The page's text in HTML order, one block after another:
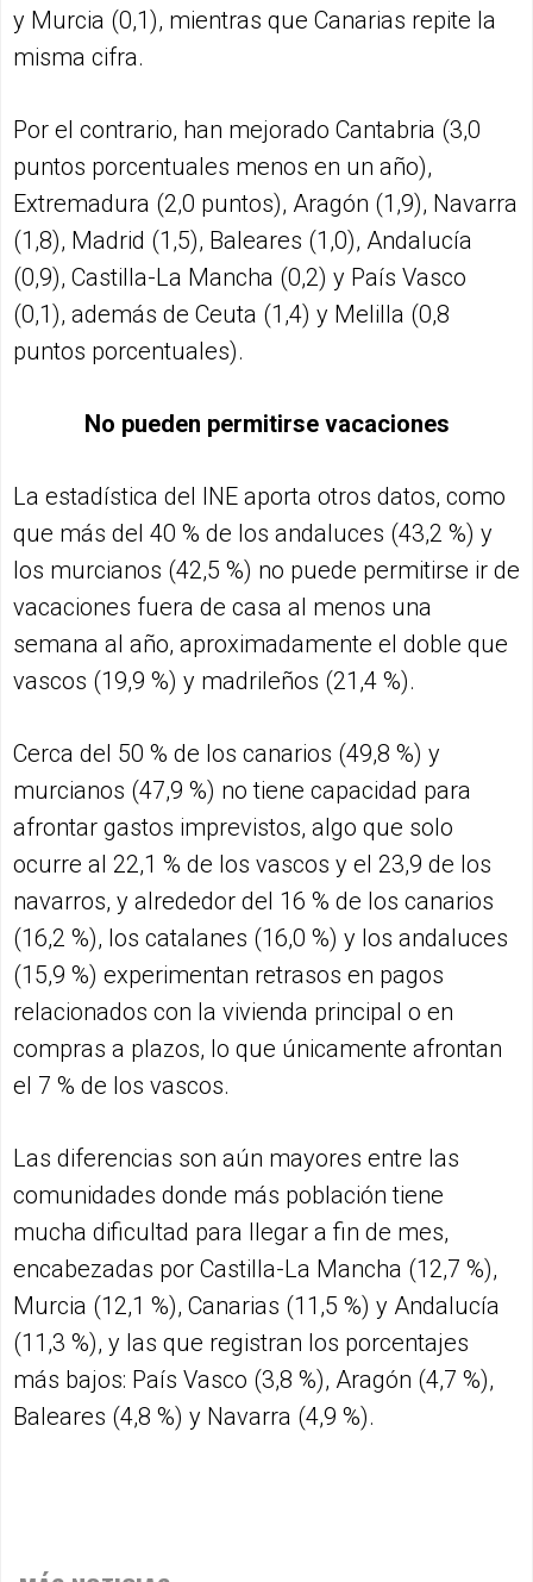
y Murcia (0,1), mientras que Canarias repite la
misma cifra.
Por el contrario, han mejorado Cantabria (3,0
puntos porcentuales menos en un año),
Extremadura (2,0 puntos), Aragón (1,9), Navarra
(1,8), Madrid (1,5), Baleares (1,0), Andalucía
(0,9), Castilla-La Mancha (0,2) y País Vasco
(0,1), además de Ceuta (1,4) y Melilla (0,8
puntos porcentuales).
No pueden permitirse vacaciones
La estadística del INE aporta otros datos, como
que más del 40 % de los andaluces (43,2 %) y
los murcianos (42,5 %) no puede permitirse ir de
vacaciones fuera de casa al menos una
semana al año, aproximadamente el doble que
vascos (19,9 %) y madrileños (21,4 %).
Cerca del 50 % de los canarios (49,8 %) y
murcianos (47,9 %) no tiene capacidad para
afrontar gastos imprevistos, algo que solo
ocurre al 22,1 % de los vascos y el 23,9 de los
navarros, y alrededor del 16 % de los canarios
(16,2 %), los catalanes (16,0 %) y los andaluces
(15,9 %) experimentan retrasos en pagos
relacionados con la vivienda principal o en
compras a plazos, lo que únicamente afrontan
el 7 % de los vascos.
Las diferencias son aún mayores entre las
comunidades donde más población tiene
mucha dificultad para llegar a fin de mes,
encabezadas por Castilla-La Mancha (12,7 %),
Murcia (12,1 %), Canarias (11,5 %) y Andalucía
(11,3 %), y las que registran los porcentajes
más bajos: País Vasco (3,8 %), Aragón (4,7 %),
Baleares (4,8 %) y Navarra (4,9 %).